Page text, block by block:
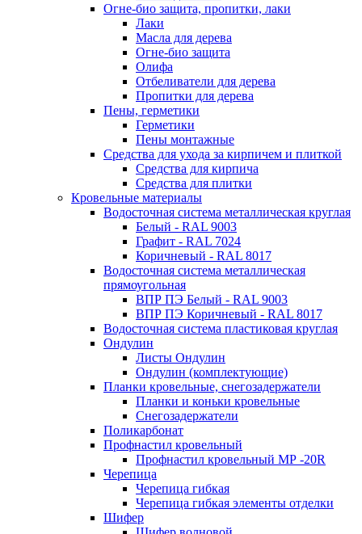
Огне-био защита, пропитки, лаки
Лаки
Масла для дерева
Огне-био защита
Олифа
Отбеливатели для дерева
Пропитки для дерева
Пены, герметики
Герметики
Пены монтажные
Средства для ухода за кирпичем и плиткой
Средства для кирпича
Средства для плитки
Кровельные материалы
Водосточная система металлическая круглая
Белый - RAL 9003
Графит - RAL 7024
Коричневый - RAL 8017
Водосточная система металлическая
прямоугольная
ВПР ПЭ Белый - RAL 9003
ВПР ПЭ Коричневый - RAL 8017
Водосточная система пластиковая круглая
Ондулин
Листы Ондулин
Ондулин (комплектующие)
Планки кровельные, снегозадержатели
Планки и коньки кровельные
Снегозадержатели
Поликарбонат
Профнастил кровельный
Профнастил кровельный МР -20R
Черепица
Черепица гибкая
Черепица гибкая элементы отделки
Шифер